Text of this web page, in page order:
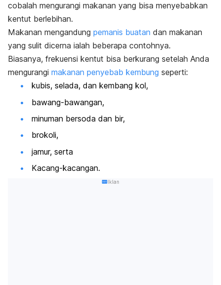
cobalah mengurangi makanan yang bisa menyebabkan
kentut berlebihan.
Makanan mengandung pemanis buatan dan makanan
yang sulit dicerna ialah beberapa contohnya.
Biasanya, frekuensi kentut bisa berkurang setelah Anda
mengurangi makanan penyebab kembung seperti:
kubis, selada, dan kembang kol,
bawang-bawangan,
minuman bersoda dan bir,
brokoli,
jamur, serta
Kacang-kacangan.
Iklan